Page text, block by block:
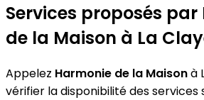
Services proposés
de la Maison à La
Appelez Harmonie de la Maisonà
vérifier la disponibilité des services